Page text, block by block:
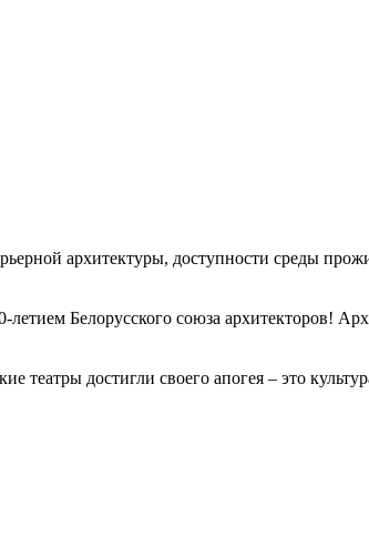
архитектуры, доступности среды
Белорусского союза архитекторов!
театры достигли своего апогея – это